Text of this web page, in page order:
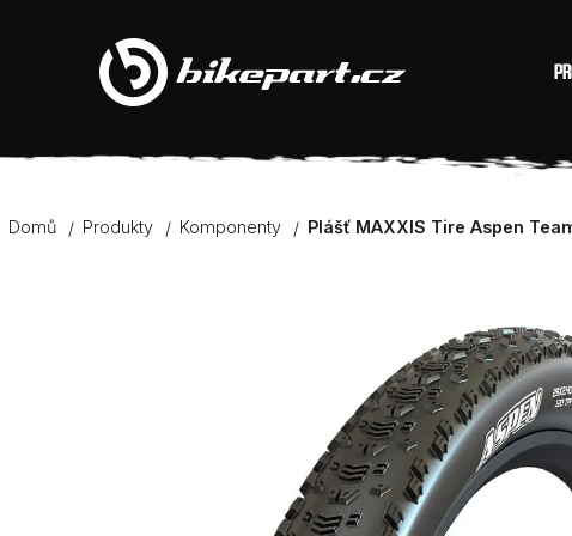
Domů Produkty Komponenty Plášť MAXXIS Tire Aspen
š
Zpět
Zpět